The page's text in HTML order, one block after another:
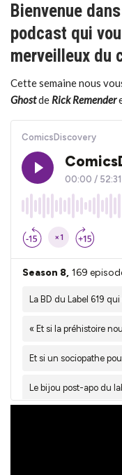
Bienvenue
podcast qui
merveilleux du
Cette semaine nous
Ghostde Rick Remender